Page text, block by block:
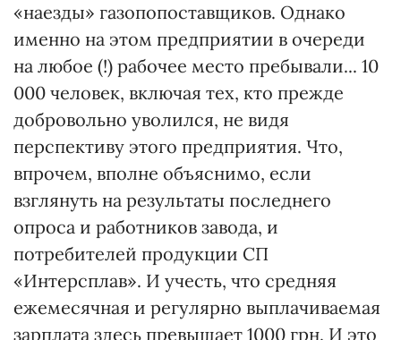
«наезды» газопопоставщиков. Однако
именно на этом предприятии в очереди
на любое (!) рабочее место пребывали... 10
000 человек, включая тех, кто прежде
добровольно уволился, не видя
перспективу этого предприятия. Что,
впрочем, вполне объяснимо, если
взглянуть на результаты последнего
опроса и работников завода, и
потребителей продукции СП
«Интерсплав». И учесть, что средняя
ежемесячная и регулярно выплачиваемая
зарплата здесь превышает 1000 грн. И это